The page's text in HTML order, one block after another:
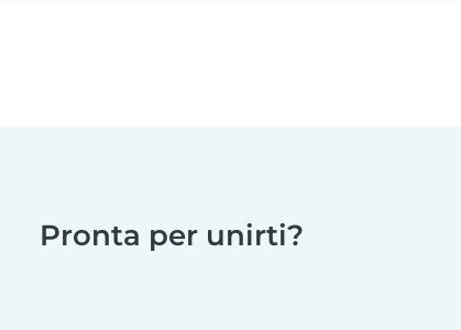
Pronta per unirti?